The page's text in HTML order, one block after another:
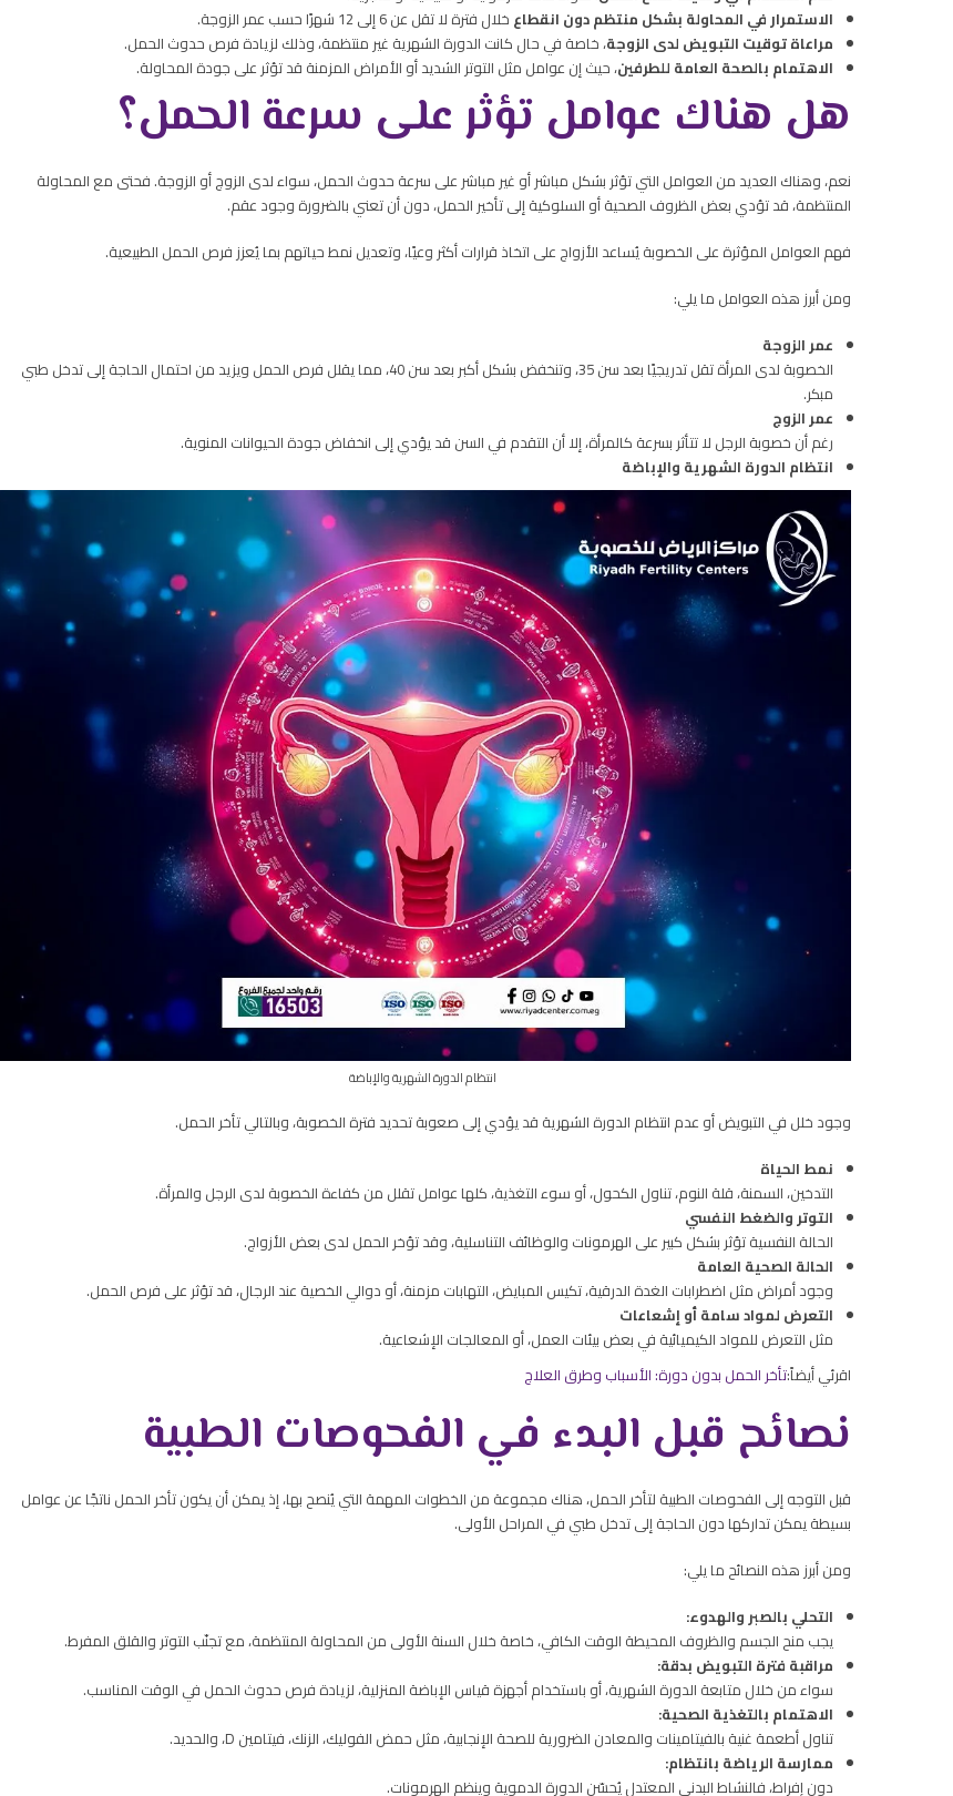
الاستمرار في المحاولة بشكل منتظم دون انقطاع خلال فترة لا تقل عن 6 إلى 12 شهرًا حسب عمر الزوجة.
مراعاة توقيت التبويض لدى الزوجة، خاصة في حال كانت الدورة الشهرية غير منتظمة، وذلك لزيادة فرص حدوث الحمل.
الاهتمام بالصحة العامة للطرفين، حيث إن عوامل مثل التوتر الشديد أو الأمراض المزمنة قد تؤثر على جودة المحاولة.
هل هناك عوامل تؤثر على سرعة الحمل؟
نعم، وهناك العديد من العوامل التي تؤثر بشكل مباشر أو غير مباشر على سرعة حدوث الحمل، سواء لدى الزوج أو الزوجة. فحتى مع المحاولة
المنتظمة، قد تؤدي بعض الظروف الصحية أو السلوكية إلى تأخير الحمل، دون أن تعني بالضرورة وجود عقم.
فهم العوامل المؤثرة على الخصوبة يُساعد الأزواج على اتخاذ قرارات أكثر وعيًا، وتعديل نمط حياتهم بما يُعزز فرص الحمل الطبيعية.
ومن أبرز هذه العوامل ما يلي:
عمر الزوجة
الخصوبة لدى المرأة تقل تدريجيًا بعد سن 35، وتنخفض بشكل أكبر بعد سن 40، مما يقلل فرص الحمل ويزيد من احتمال الحاجة إلى تدخل طبي
مبكر.
عمر الزوج
رغم أن خصوبة الرجل لا تتأثر بسرعة كالمرأة، إلا أن التقدم في السن قد يؤدي إلى انخفاض جودة الحيوانات المنوية.
انتظام الدورة الشهرية والإباضة
انتظام الدورة الشهرية والإباضة
وجود خلل في التبويض أو عدم انتظام الدورة الشهرية قد يؤدي إلى صعوبة تحديد فترة الخصوبة، وبالتالي تأخر الحمل.
نمط الحياة
التدخين، السمنة، قلة النوم، تناول الكحول، أو سوء التغذية، كلها عوامل تقلل من كفاءة الخصوبة لدى الرجل والمرأة.
التوتر والضغط النفسي
الحالة النفسية تؤثر بشكل كبير على الهرمونات والوظائف التناسلية، وقد تؤخر الحمل لدى بعض الأزواج.
الحالة الصحية العامة
وجود أمراض مثل اضطرابات الغدة الدرقية، تكيس المبايض، التهابات مزمنة، أو دوالي الخصية عند الرجال، قد تؤثر على فرص الحمل.
التعرض لمواد سامة أو إشعاعات
مثل التعرض للمواد الكيميائية في بعض بيئات العمل، أو المعالجات الإشعاعية.
اقرئي أيضاً:تأخر الحمل بدون دورة: الأسباب وطرق العلاج
نصائح قبل البدء في الفحوصات الطبية
قبل التوجه إلى الفحوصات الطبية لتأخر الحمل، هناك مجموعة من الخطوات المهمة التي يُنصح بها، إذ يمكن أن يكون تأخر الحمل ناتجًا عن عوامل
بسيطة يمكن تداركها دون الحاجة إلى تدخل طبي في المراحل الأولى.
ومن أبرز هذه النصائح ما يلي:
التحلي بالصبر والهدوء:
يجب منح الجسم والظروف المحيطة الوقت الكافي، خاصة خلال السنة الأولى من المحاولة المنتظمة، مع تجنّب التوتر والقلق المفرط.
مراقبة فترة التبويض بدقة:
سواء من خلال متابعة الدورة الشهرية، أو باستخدام أجهزة قياس الإباضة المنزلية، لزيادة فرص حدوث الحمل في الوقت المناسب.
الاهتمام بالتغذية الصحية:
تناول أطعمة غنية بالفيتامينات والمعادن الضرورية للصحة الإنجابية، مثل حمض الفوليك، الزنك، فيتامين D، والحديد.
ممارسة الرياضة بانتظام:
دون إفراط، فالنشاط البدني المعتدل يُحسّن الدورة الدموية وينظم الهرمونات.